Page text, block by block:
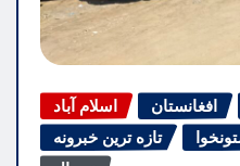
اسلام آباد افغانستان
تازه ترین خبرونه